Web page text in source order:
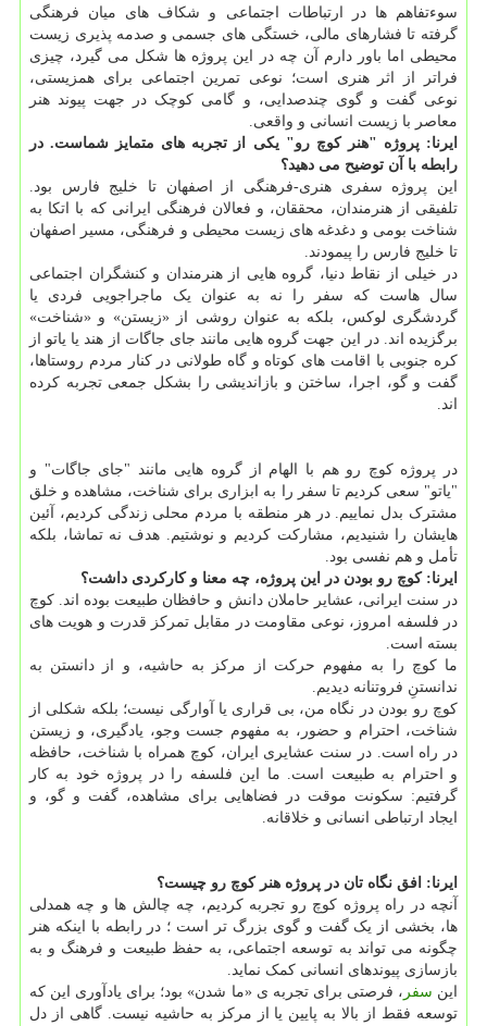
سوءتفاهم ها در ارتباطات اجتماعی و شکاف های میان فرهنگی
گرفته تا فشارهای مالی، خستگی های جسمی و صدمه پذیری زیست
محیطی اما باور دارم آن چه در این پروژه ها شکل می گیرد، چیزی
فراتر از اثر هنری است؛ نوعی تمرین اجتماعی برای همزیستی،
نوعی گفت و گوی چندصدایی، و گامی کوچک در جهت پیوند هنر
معاصر با زیست انسانی و واقعی.
ایرنا: پروژه "هنر کوچ رو" یکی از تجربه های متمایز شماست. در
رابطه با آن توضیح می دهید؟
این پروژه سفری هنری-فرهنگی از اصفهان تا خلیج فارس بود.
تلفیقی از هنرمندان، محققان، و فعالان فرهنگی ایرانی که با اتکا به
شناخت بومی و دغدغه های زیست محیطی و فرهنگی، مسیر اصفهان
تا خلیج فارس را پیمودند.
در خیلی از نقاط دنیا، گروه هایی از هنرمندان و کنشگران اجتماعی
سال هاست که سفر را نه به عنوان یک ماجراجویی فردی یا
گردشگری لوکس، بلکه به عنوان روشی از «زیستن» و «شناخت»
برگزیده اند. در این جهت گروه هایی مانند جای جاگات از هند یا یاتو از
کره جنوبی با اقامت های کوتاه و گاه طولانی در کنار مردم روستاها،
گفت و گو، اجرا، ساختن و بازاندیشی را بشکل جمعی تجربه کرده
اند.
در پروژه کوچ رو هم با الهام از گروه هایی مانند "جای جاگات" و
"یاتو" سعی کردیم تا سفر را به ابزاری برای شناخت، مشاهده و خلق
مشترک بدل نماییم. در هر منطقه با مردم محلی زندگی کردیم، آئین
هایشان را شنیدیم، مشارکت کردیم و نوشتیم. هدف نه تماشا، بلکه
تأمل و هم نفسی بود.
ایرنا: کوچ رو بودن در این پروژه، چه معنا و کارکردی داشت؟
در سنت ایرانی، عشایر حاملان دانش و حافظان طبیعت بوده اند. کوچ
در فلسفه امروز، نوعی مقاومت در مقابل تمرکز قدرت و هویت های
بسته است.
ما کوچ را به مفهوم حرکت از مرکز به حاشیه، و از دانستن به
ندانستنِ فروتنانه دیدیم.
کوچ رو بودن در نگاه من، بی قراری یا آوارگی نیست؛ بلکه شکلی از
شناخت، احترام و حضور، به مفهوم جست وجو، یادگیری، و زیستن
در راه است. در سنت عشایری ایران، کوچ همراه با شناخت، حافظه
و احترام به طبیعت است. ما این فلسفه را در پروژه خود به کار
گرفتیم: سکونت موقت در فضاهایی برای مشاهده، گفت و گو، و
ایجاد ارتباطی انسانی و خلاقانه.
ایرنا: افق نگاه تان در پروژه هنر کوچ رو چیست؟
آنچه در راه پروژه کوچ رو تجربه کردیم، چه چالش ها و چه همدلی
ها، بخشی از یک گفت و گوی بزرگ تر است ؛ در رابطه با اینکه هنر
چگونه می تواند به توسعه اجتماعی، به حفظ طبیعت و فرهنگ و به
بازسازی پیوندهای انسانی کمک نماید.
این سفر ، فرصتی برای تجربه ی «ما شدن» بود؛ برای یادآوری این که
توسعه فقط از بالا به پایین یا از مرکز به حاشیه نیست. گاهی از دل